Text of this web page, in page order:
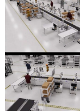
Share
鴻海科技集團在世
的一處是推動工業